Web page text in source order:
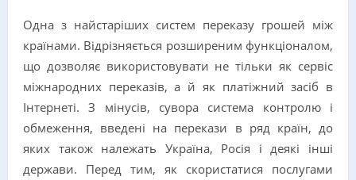
Одна з найстаріших систем переказу грошей між
країнами. Відрізняється розширеним функціоналом,
що дозволяє використовувати не тільки як сервіс
міжнародних переказів, а й як платіжний засіб в
Інтернеті. З мінусів, сувора система контролю і
обмеження, введені на перекази в ряд країн, до
яких також належать Україна, Росія і деякі інші
держави. Перед тим, як скористатися послугами